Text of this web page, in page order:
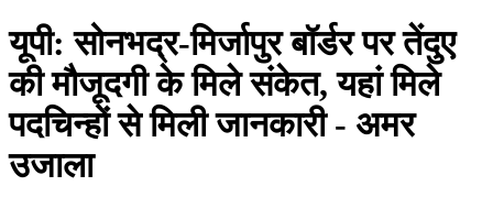
यूपी: सोनभद्र-मिर्जापुर बॉर्डर पर तेंदुए
की मौजूदगी के मिले संकेत, यहां मिले
पदचिन्हों से मिली जानकारी - अमर
उजाला